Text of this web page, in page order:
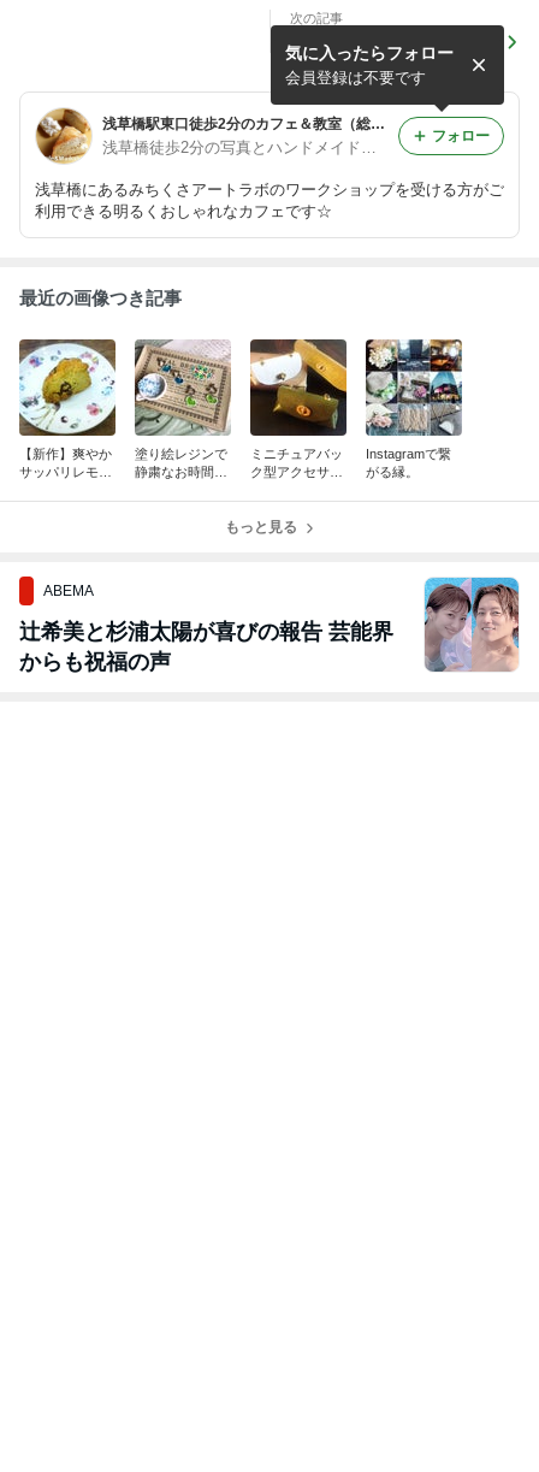
次の記事
【新作】爽やかサッパリレモ
ンチョコ！ ▼ケイ
浅草橋駅東口徒歩2分のカフェ＆教室（総武線・都営浅草線）～みちくさアートラボ～
浅草橋にあるみちくさアートラボのワークショップを受ける方がご
利用できる明るくおしゃれなカフェです☆
気に入ったらフォロー
会員登録は不要です
フォロー
最近の画像つき記事
【新作】爽やか
サッパリレモン
塗り絵レジンで
静粛なお時間を
ミニチュアバッ
ク型アクセサリ
Instagramで繋
がる縁。
もっと見る
ABEMA
辻希美と杉浦太陽が喜びの報告 芸能界
からも祝福の声